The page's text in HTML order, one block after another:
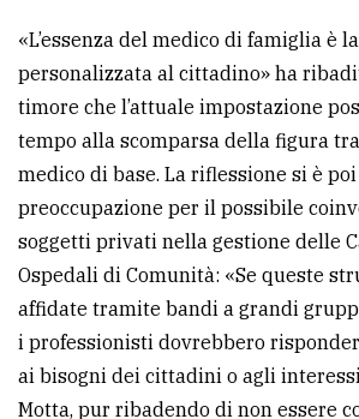
«L’essenza del medico di famiglia è
personalizzata al cittadino» ha
timore che l’attuale impostazione
tempo alla scomparsa della figura
medico di base. La riflessione si è
preoccupazione per il possibile
soggetti privati nella gestione delle
Ospedali di Comunità: «Se queste
affidate tramite bandi a grandi
i professionisti dovrebbero
ai bisogni dei cittadini o agli
Motta, pur ribadendo di non essere